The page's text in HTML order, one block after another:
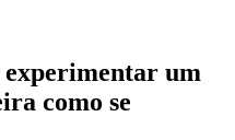
experimentar um
como se